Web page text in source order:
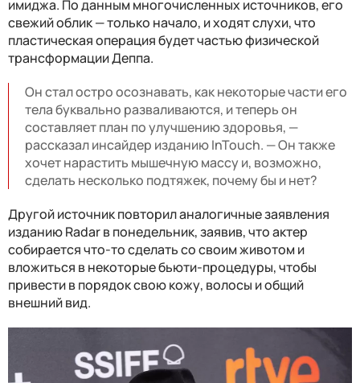
имиджа. По данным многочисленных источников, его
свежий облик — только начало, и ходят слухи, что
пластическая операция будет частью физической
трансформации Деппа.
Он стал остро осознавать, как некоторые части его
тела буквально разваливаются, и теперь он
составляет план по улучшению здоровья, —
рассказал инсайдер изданию InTouch. — Он также
хочет нарастить мышечную массу и, возможно,
сделать несколько подтяжек, почему бы и нет?
Другой источник повторил аналогичные заявления
изданию Radar в понедельник, заявив, что актер
собирается что-то сделать со своим животом и
вложиться в некоторые бьюти-процедуры, чтобы
привести в порядок свою кожу, волосы и общий
внешний вид.